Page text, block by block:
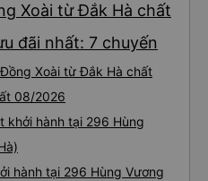
Xoài từ Đắk Hà chất
đãi nhất: 7 chuyến
Xoài từ Đắk Hà chất
08/2026
khởi hành tại 296 Hùng
hành tại 296 Hùng Vương